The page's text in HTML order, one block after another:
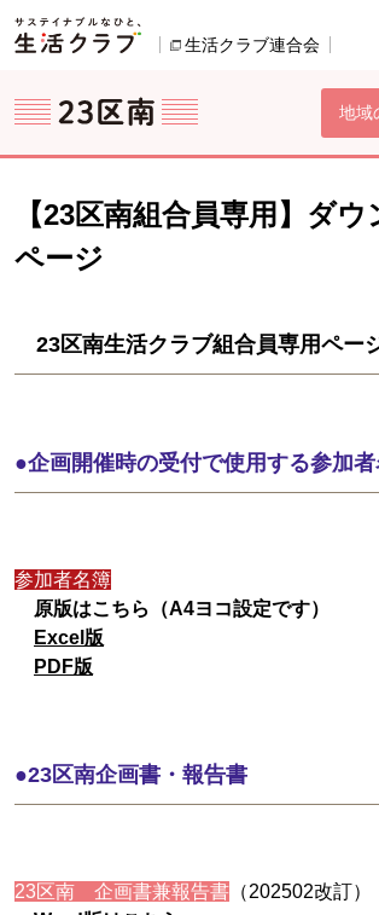
ページの先頭です。
生活クラブ連合会
地域
ここからサイト内共通メニューです。
サイト内共通メニューをスキップする
サイト内共通メニューここまで。
【23区南組合員専用】ダ
ページ
23区南生活クラブ組合員専用ペー
●企画開催時の受付で使用する参加
参加者名簿
原版はこちら（A4ヨコ設定です）
Excel版
PDF版
●23区南企画書・報告書
23区南 企画書兼報告書 （202502改訂）